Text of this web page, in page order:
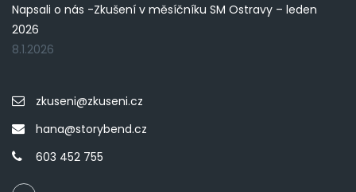
Napsali o nás -Zkušení v měsíčníku SM Ostravy – leden
2026
8.1.2026
zkuseni@zkuseni.cz
hana@storybend.cz
603 452 755